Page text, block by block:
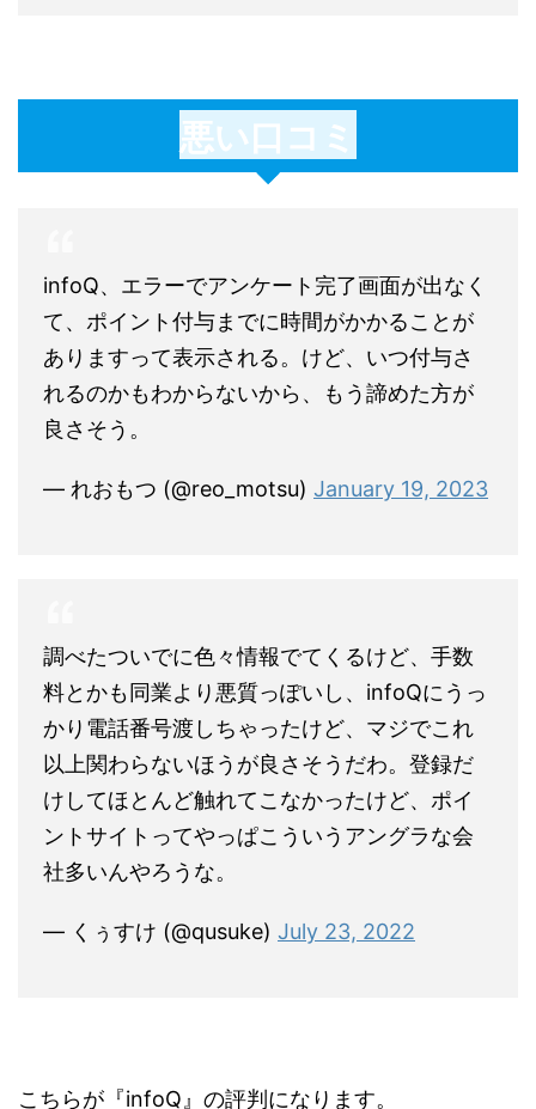
悪い口コミ
infoQ、エラーでアンケート完了画面が出なく
て、ポイント付与までに時間がかかることが
ありますって表示される。けど、いつ付与さ
れるのかもわからないから、もう諦めた方が
良さそう。
— れおもつ (@reo_motsu) January 19, 2023
調べたついでに色々情報でてくるけど、手数
料とかも同業より悪質っぽいし、infoQにうっ
かり電話番号渡しちゃったけど、マジでこれ
以上関わらないほうが良さそうだわ。登録だ
けしてほとんど触れてこなかったけど、ポイ
ントサイトってやっぱこういうアングラな会
社多いんやろうな。
— くぅすけ (@qusuke) July 23, 2022
こちらが『infoQ』の評判になります。